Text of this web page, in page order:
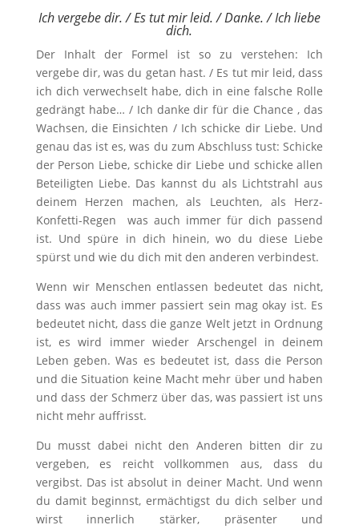
Ich vergebe dir. / Es tut mir leid. / Danke. / Ich liebe
dich.
Der Inhalt der Formel ist so zu verstehen: Ich
vergebe dir, was du getan hast. / Es tut mir leid, dass
ich dich verwechselt habe, dich in eine falsche Rolle
gedrängt habe… / Ich danke dir für die Chance , das
Wachsen, die Einsichten / Ich schicke dir Liebe. Und
genau das ist es, was du zum Abschluss tust: Schicke
der Person Liebe, schicke dir Liebe und schicke allen
Beteiligten Liebe. Das kannst du als Lichtstrahl aus
deinem Herzen machen, als Leuchten, als Herz-
Konfetti-Regen  was auch immer für dich passend
ist. Und spüre in dich hinein, wo du diese Liebe
spürst und wie du dich mit den anderen verbindest.
Wenn wir Menschen entlassen bedeutet das nicht,
dass was auch immer passiert sein mag okay ist. Es
bedeutet nicht, dass die ganze Welt jetzt in Ordnung
ist, es wird immer wieder Arschengel in deinem
Leben geben. Was es bedeutet ist, dass die Person
und die Situation keine Macht mehr über und haben
und dass der Schmerz über das, was passiert ist uns
nicht mehr auffrisst.
Du musst dabei nicht den Anderen bitten dir zu
vergeben, es reicht vollkommen aus, dass du
vergibst. Das ist absolut in deiner Macht. Und wenn
du damit beginnst, ermächtigst du dich selber und
wirst innerlich stärker, präsenter und